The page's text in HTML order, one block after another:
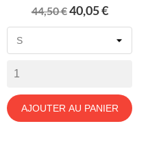
Prix
de
44,50 €Prix
40,05 €
AJOUTER AU PANIER